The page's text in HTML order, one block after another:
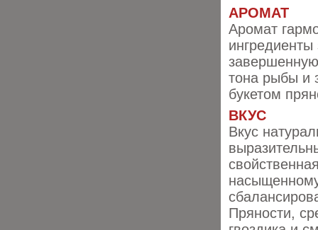
АРОМАТ
Аромат
тона рыбы и
букетом
ВКУС
Вкус
Пряности,